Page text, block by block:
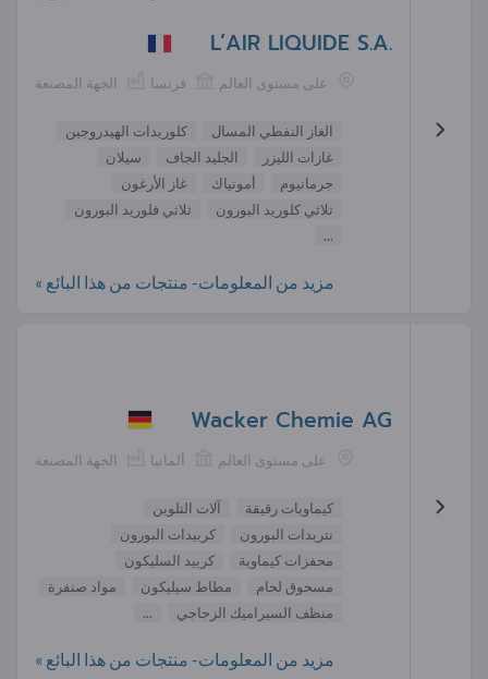
L’AIR LIQUIDE S.A.
الجهة المصنعة فرنسا على مستوى العالم
الغاز النفطي المسال
كلوريدات الهيدروجين
غازات الليزر
الجليد الجاف
سيلان
جرمانيوم
أمونياك
غاز الأرغون
ثلاثي كلوريد البورون
ثلاثي فلوريد البورون
...
مزيد من المعلومات- منتجات من هذا البائع »
Wacker Chemie AG
الجهة المصنعة ألمانيا على مستوى العالم
كيماويات رقيقة
آلات التلوين
نتريدات البورون
كربيدات البورون
محفزات كيماوية
كربيد السليكون
مسحوق لحام
مطاط سيليكون
مواد صنفرة
منظف السيراميك الزجاجي
...
مزيد من المعلومات- منتجات من هذا البائع »